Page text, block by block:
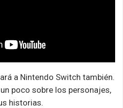
a Nintendo Switch también.
poco sobre los personajes,
historias.